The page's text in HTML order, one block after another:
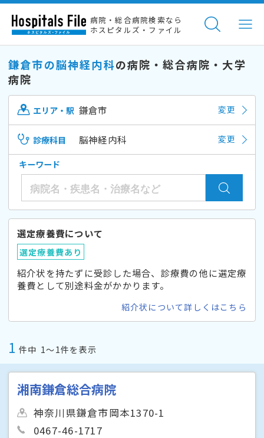
病院・総合病院検索なら
ホスピタルズ・ファイル
鎌倉市の脳神経内科の病院・総合病院・大学
病院
エリア・駅 鎌倉市 変更
診療科目 脳神経内科 変更
キーワード
選定療養費について
選定療養費あり
紹介状を持たずに受診した場合、診療費の他に選定療
養費として別途料金がかかります。
紹介状について詳しくはこちら
1 件中 1〜1件を表示
湘南鎌倉総合病院
神奈川県鎌倉市岡本1370-1
0467-46-1717